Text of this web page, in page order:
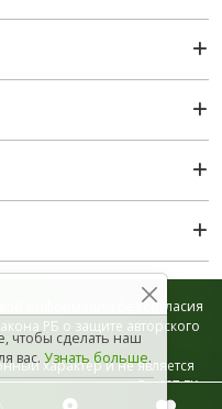
информации без согласия
РБ о защите авторского
характер и не является
положением Ст. 407 ГК
чтобы сделать наш
вас. Узнать больше.